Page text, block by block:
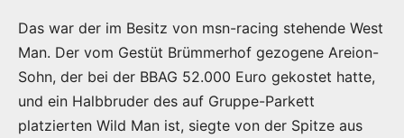
Das war der im Besitz von msn-racing stehende West
Man. Der vom Gestüt Brümmerhof gezogene Areion-
Sohn, der bei der BBAG 52.000 Euro gekostet hatte,
und ein Halbbruder des auf Gruppe-Parkett
platzierten Wild Man ist, siegte von der Spitze aus